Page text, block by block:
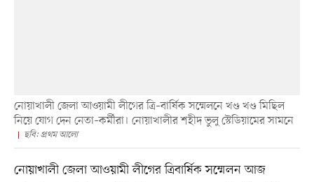
নোয়াখালী জেলা আওয়ামী লীগের ত্রি–বার্ষিক সম্মেলনে খণ্ড খণ্ড মিছিল
নিয়ে যোগ দেন নেতা–কর্মীরা। নোয়াখালীর শহীদ ভুলু স্টেডিয়ামের সামনে
ছবি: প্রথম আলো
নোয়াখালী জেলা আওয়ামী লীগের ত্রিবার্ষিক সম্মেলন আজ